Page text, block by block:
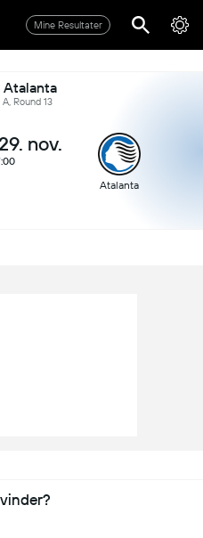
Mine Resultater
Atalanta
Round 13
nov.
Atalanta